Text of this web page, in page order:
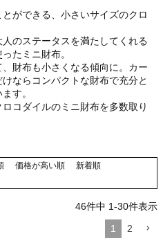
ができる、小さいサイズのクロ
のステータスを満たしてくれる
たミニ財布。
財布も小さくなる傾向に。カー
ならコンパクトな財布で充分と
す。
コダイルのミニ財布を多数取り
価格が高い順
新着順
46件中 1-30件表示
1
2